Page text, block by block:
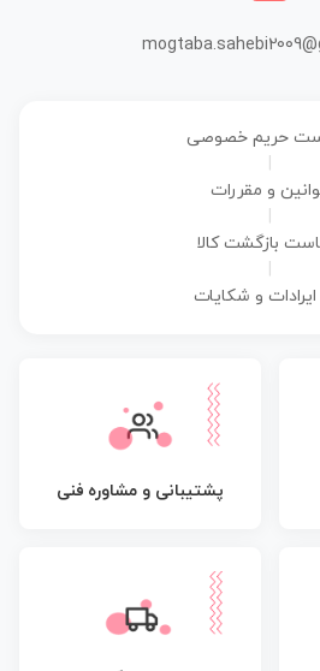
حریم خصوصی
و مقررات
بازگشت کالا
و شکایات
پشتیبانی و مشاوره فنی